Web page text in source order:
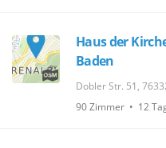
Haus der
Baden
Dobler Str. 51,
90 Zimmer • 12